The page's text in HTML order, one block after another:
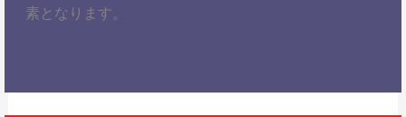
素となります。